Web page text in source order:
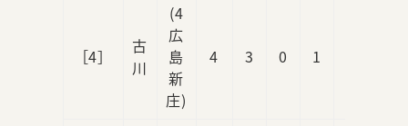
［4］
古
川
(4
広
島
新
庄)
4 3 0 1